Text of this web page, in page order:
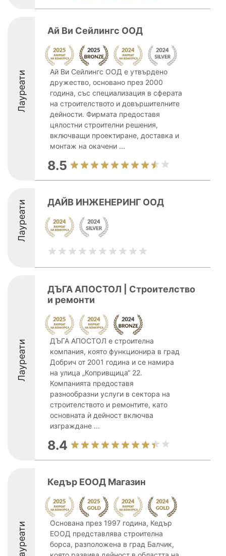
Лауреати
Ай Ви Сейлингс ООД
Ай Ви Сейлингс ООД е утвърдено
дружество, основано през 2000
година, със специализация в сферата
на строителството и довършителните
дейности. Фирмата предоставя
цялостни строителни решения,
включващи проектиране, доставка и
монтаж на окачени ...
8.5
Лауреати ДАЙВ ИНЖЕНЕРИНГ ООД
Лауреати
ДЪГА АПОСТОЛ | Строителство
и ремонти
ДЪГА АПОСТОЛ е строителна
компания, която функционира в град
Добрич от 2001 година и се намира
на улица „Копривщица“ 22.
Компанията предоставя
разнообразни услуги в сектора на
строителството и ремонтите, като
основната ѝ дейност включва
изграждане ...
8.4
Лауреати
Кедър ЕООД Магазин
Основана през 1997 година, Кедър
ЕООД представлява строителна
борса, разположена в град Балчик,